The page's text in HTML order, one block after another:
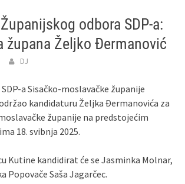
odbora SDP-a:
župana Željko Đermanović
DJ
a Sisačko-moslavačke županije
kandidaturu Željka Đermanovića za
županije na predstojećim
18. svibnja 2025.
Kutine kandidirat će se Jasminka Molnar,
Popovače Saša Jagarčec.